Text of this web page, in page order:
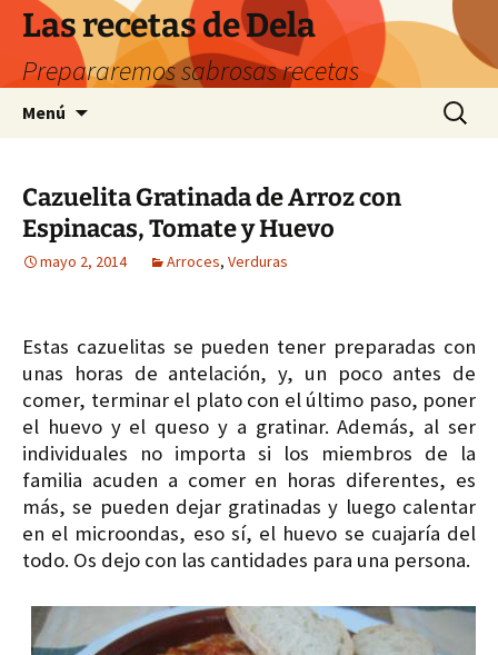
Saltar
contenido
Las recetas de Dela
Prepararemos sabrosas recetas
Menú Buscar:
Cazuelita Gratinada de Arroz con
Espinacas, Tomate y Huevo
mayo 2, 2014 Arroces, Verduras
Estas cazuelitas se pueden tener preparadas con
unas horas de antelación, y, un poco antes de
comer, terminar el plato con el último paso, poner
el huevo y el queso y a gratinar. Además, al ser
individuales no importa si los miembros de la
familia acuden a comer en horas diferentes, es
más, se pueden dejar gratinadas y luego calentar
en el microondas, eso sí, el huevo se cuajaría del
todo. Os dejo con las cantidades para una persona.